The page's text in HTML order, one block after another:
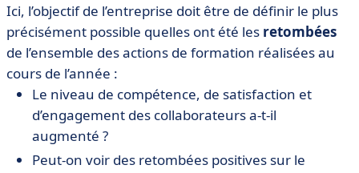
Ici, l’objectif de l’entreprise doit être de définir le plus
précisément possible quelles ont été les retombées
de l’ensemble des actions de formation réalisées au
cours de l’année :
Le niveau de compétence, de satisfaction et
d’engagement des collaborateurs a-t-il
augmenté ?
Peut-on voir des retombées positives sur le